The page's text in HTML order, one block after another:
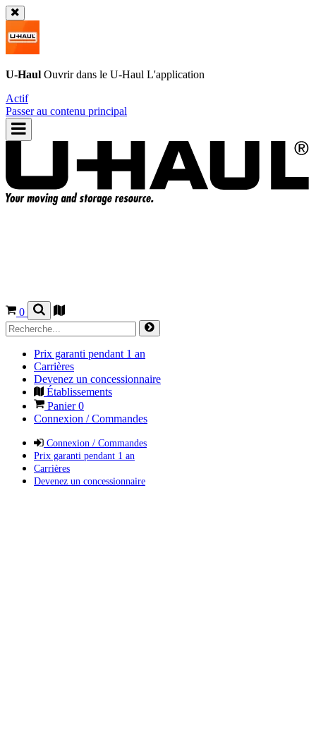
U-Haul Ouvrir dans le U-Haul L'application
Actif
Passer au contenu principal
0
Prix garanti pendant 1 an
Carrières
Devenez un concessionnaire
Établissements
Panier0
Connexion / Commandes
Connexion / Commandes
Prix garanti pendant 1 an
Carrières
Devenez un concessionnaire